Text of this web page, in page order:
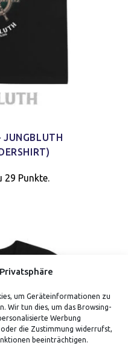
um Geräteinformationen zu
Wir tun dies, um das Browsing-
Werbung
die Zustimmung widerrufst,
beeinträchtigen.
JUNGBLUTH
29 Punkte.